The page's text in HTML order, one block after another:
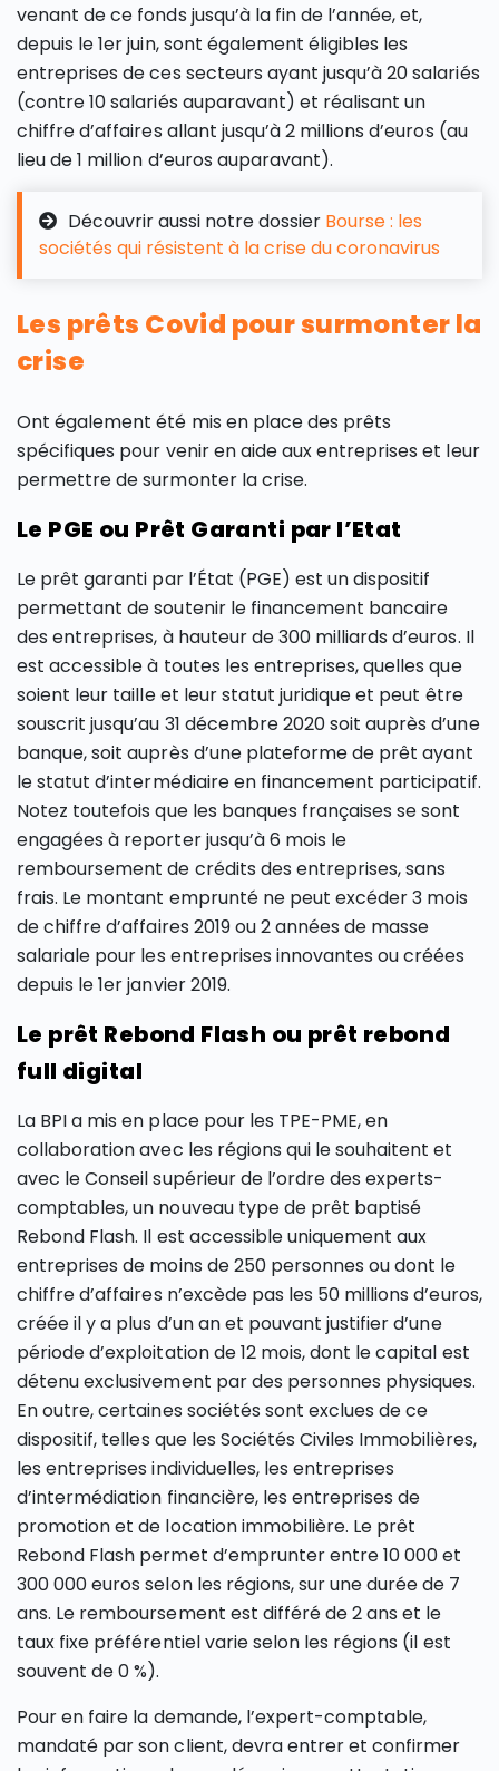
venant de ce fonds jusqu’à la fin de l’année, et,
depuis le 1er juin, sont également éligibles les
entreprises de ces secteurs ayant jusqu’à 20 salariés
(contre 10 salariés auparavant) et réalisant un
chiffre d’affaires allant jusqu’à 2 millions d’euros (au
lieu de 1 million d’euros auparavant).
Découvrir aussi notre dossier Bourse : les
sociétés qui résistent à la crise du coronavirus
Les prêts Covid pour surmonter la
crise
Ont également été mis en place des prêts
spécifiques pour venir en aide aux entreprises et leur
permettre de surmonter la crise.
Le PGE ou Prêt Garanti par l’Etat
Le prêt garanti par l’État (PGE) est un dispositif
permettant de soutenir le financement bancaire
des entreprises, à hauteur de 300 milliards d’euros. Il
est accessible à toutes les entreprises, quelles que
soient leur taille et leur statut juridique et peut être
souscrit jusqu’au 31 décembre 2020 soit auprès d’une
banque, soit auprès d’une plateforme de prêt ayant
le statut d’intermédiaire en financement participatif.
Notez toutefois que les banques françaises se sont
engagées à reporter jusqu’à 6 mois le
remboursement de crédits des entreprises, sans
frais. Le montant emprunté ne peut excéder 3 mois
de chiffre d’affaires 2019 ou 2 années de masse
salariale pour les entreprises innovantes ou créées
depuis le 1er janvier 2019.
Le prêt Rebond Flash ou prêt rebond
full digital
La BPI a mis en place pour les TPE-PME, en
collaboration avec les régions qui le souhaitent et
avec le Conseil supérieur de l’ordre des experts-
comptables, un nouveau type de prêt baptisé
Rebond Flash. Il est accessible uniquement aux
entreprises de moins de 250 personnes ou dont le
chiffre d’affaires n’excède pas les 50 millions d’euros,
créée il y a plus d’un an et pouvant justifier d’une
période d’exploitation de 12 mois, dont le capital est
détenu exclusivement par des personnes physiques.
En outre, certaines sociétés sont exclues de ce
dispositif, telles que les Sociétés Civiles Immobilières,
les entreprises individuelles, les entreprises
d’intermédiation financière, les entreprises de
promotion et de location immobilière. Le prêt
Rebond Flash permet d’emprunter entre 10 000 et
300 000 euros selon les régions, sur une durée de 7
ans. Le remboursement est différé de 2 ans et le
taux fixe préférentiel varie selon les régions (il est
souvent de 0 %).
Pour en faire la demande, l’expert-comptable,
mandaté par son client, devra entrer et confirmer